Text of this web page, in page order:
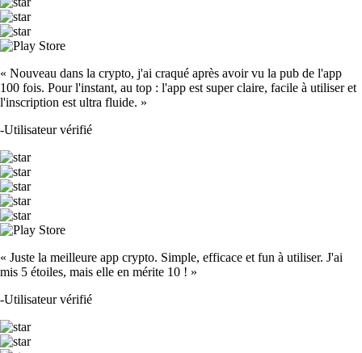
« Nouveau dans la crypto, j'ai craqué après avoir vu la pub de l'app
100 fois. Pour l'instant, au top : l'app est super claire, facile à utiliser et
l'inscription est ultra fluide. »
-Utilisateur vérifié
« Juste la meilleure app crypto. Simple, efficace et fun à utiliser. J'ai
mis 5 étoiles, mais elle en mérite 10 ! »
-Utilisateur vérifié